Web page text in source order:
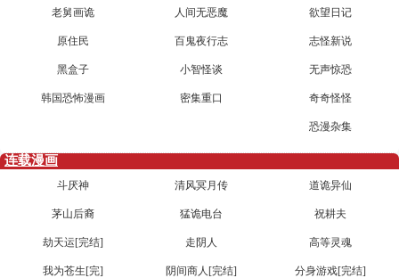
欲望日记
人间无恶魔
老舅画诡
志怪新说
百鬼夜行志
原住民
无声惊恐
小智怪谈
黑盒子
奇奇怪怪
密集重口
韩国恐怖漫画
恐漫杂集
连载漫画
道诡异仙
清风冥月传
斗厌神
祝耕夫
猛诡电台
茅山后裔
高等灵魂
走阴人
劫天运[完结]
分身游戏[完结]
阴间商人[完结]
我为苍生[完]